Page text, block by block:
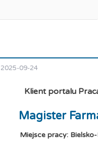
2025-09-24
Klient portalu
Magister
Miejsce pracy: Bielsko-